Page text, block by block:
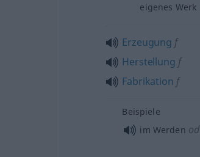
eigenes Werk
Erzeugung f
Herstellung f
Fabrikation f
Beispiele
im Werden od